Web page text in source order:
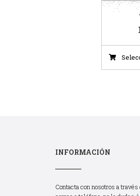
INFORMACIÓN
Contacta con nosotros a